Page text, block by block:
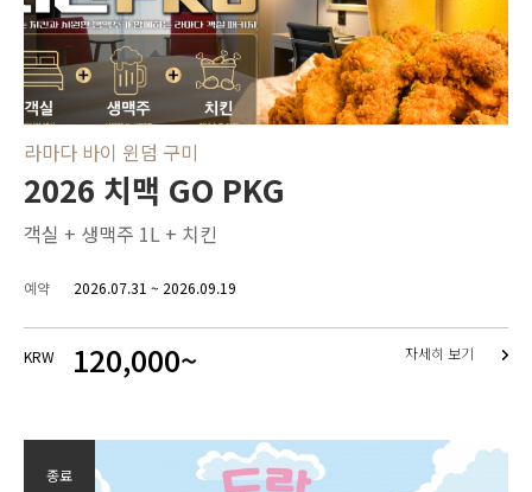
라마다 바이 윈덤 구미
2026 치맥 GO PKG
객실 + 생맥주 1L + 치킨
예약 2026.07.31 ~ 2026.09.19
KRW 120,000~ 자세히 보기
종료